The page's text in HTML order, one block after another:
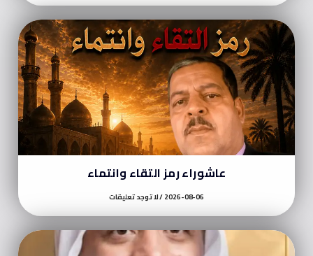
عاشوراء رمز التقاء وانتماء
2026-08-06 لا توجد تعليقات